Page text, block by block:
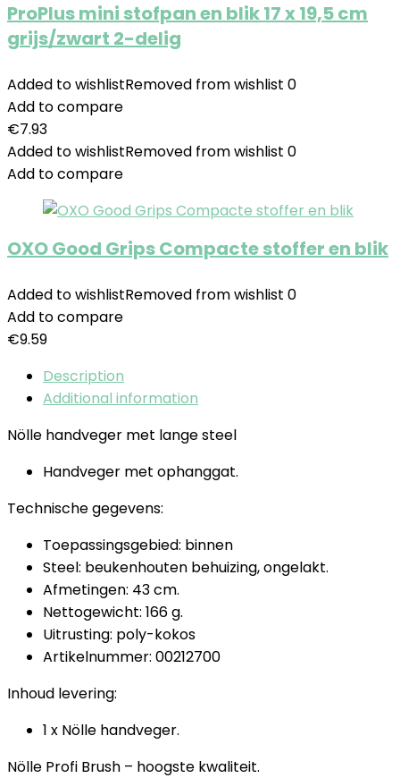
ProPlus mini stofpan en blik 17 x 19,5 cm
grijs/zwart 2-delig
Added to wishlistRemoved from wishlist 0
Add to compare
€7.93
Added to wishlistRemoved from wishlist 0
Add to compare
OXO Good Grips Compacte stoffer en blik
Added to wishlistRemoved from wishlist 0
Add to compare
€9.59
Description
Additional information
Nölle handveger met lange steel
Handveger met ophanggat.
Technische gegevens:
Toepassingsgebied: binnen
Steel: beukenhouten behuizing, ongelakt.
Afmetingen: 43 cm.
Nettogewicht: 166 g.
Uitrusting: poly-kokos
Artikelnummer: 00212700
Inhoud levering:
1 x Nölle handveger.
Nölle Profi Brush – hoogste kwaliteit.